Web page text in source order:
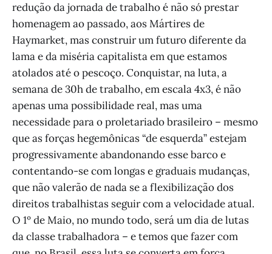
redução da jornada de trabalho é não só prestar
homenagem ao passado, aos Mártires de
Haymarket, mas construir um futuro diferente da
lama e da miséria capitalista em que estamos
atolados até o pescoço. Conquistar, na luta, a
semana de 30h de trabalho, em escala 4x3, é não
apenas uma possibilidade real, mas uma
necessidade para o proletariado brasileiro – mesmo
que as forças hegemônicas “de esquerda” estejam
progressivamente abandonando esse barco e
contentando-se com longas e graduais mudanças,
que não valerão de nada se a flexibilização dos
direitos trabalhistas seguir com a velocidade atual.
O 1º de Maio, no mundo todo, será um dia de lutas
da classe trabalhadora – e temos que fazer com